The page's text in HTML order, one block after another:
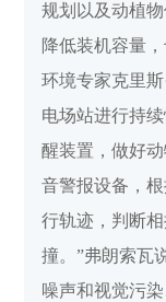
规划以及动植
降低装机容量
环境专家克里
电场站进行持
醒装置，做好
音警报设备，
行轨迹，判断
撞。”弗朗索瓦
噪声和视觉污